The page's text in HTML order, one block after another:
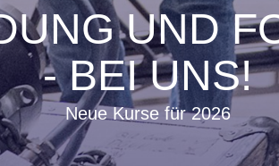
UND
- BEI UNS!
Neue Kurse für 2026